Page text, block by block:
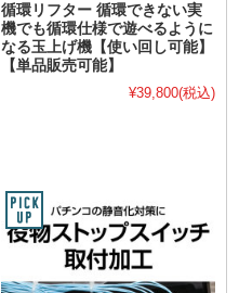
循環リフター 循環できない実
機でも循環仕様で遊べるように
なる玉上げ機【使い回し可能】
【単品販売可能】
¥39,800(税込)